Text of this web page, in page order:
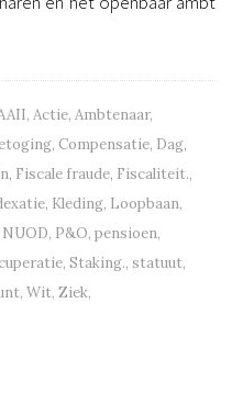
, Actie, Ambtenaar,
, Compensatie, Dag,
, Fiscale fraude, Fiscaliteit.,
, Kleding, Loopbaan,
NUOD, P&O, pensioen,
, Staking., statuut,
, Wit, Ziek,